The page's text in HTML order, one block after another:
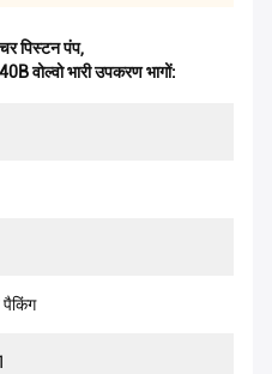
पिस्टन पंप,
वोल्वो भारी उपकरण भागों:
पैकिंग